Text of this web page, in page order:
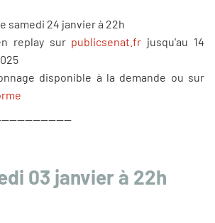
samedi 24 janvier à 22h
replay sur publicsenat.fr jusqu'au 14
disponible à la demande ou sur
03 janvier à 22h